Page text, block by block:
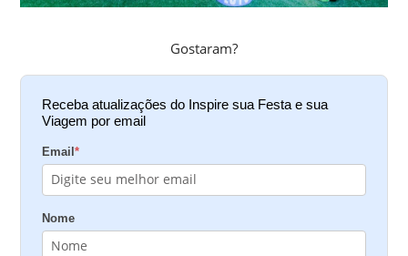
Gostaram?
Receba atualizações do Inspire sua Festa e sua
Viagem por email
Email*
Nome